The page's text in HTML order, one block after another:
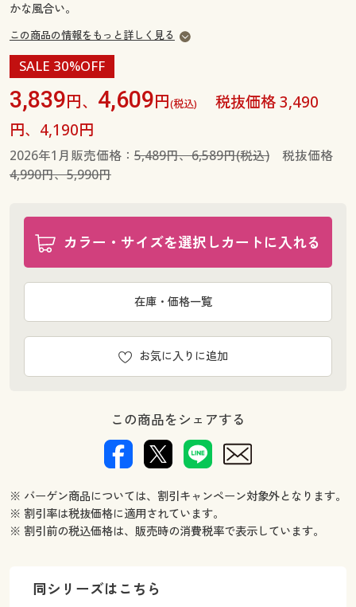
かな風合い。
この商品の情報をもっと詳しく見る
SALE 30%OFF
3,839円、 4,609円(税込)
税抜価格 3,490
円、4,190円
2026年1月販売価格： 5,489円、6,589円(税込)税抜価格
4,990円、5,990円
カラー・サイズを選択しカートに入れる
お気に入りに追加
在庫・価格一覧
この商品をシェアする
※ バーゲン商品については、割引キャンペーン対象外となります。
※ 割引率は税抜価格に適用されています。
※ 割引前の税込価格は、販売時の消費税率で表示しています。
同シリーズはこちら